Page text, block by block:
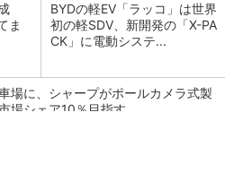
ま
BYDの軽EV「ラッコ」は世界
初の軽SDV、新開発の「X-PA
CK」に電動システ...
場に、シャープがポールカメラ式製
場シェア10％目指す